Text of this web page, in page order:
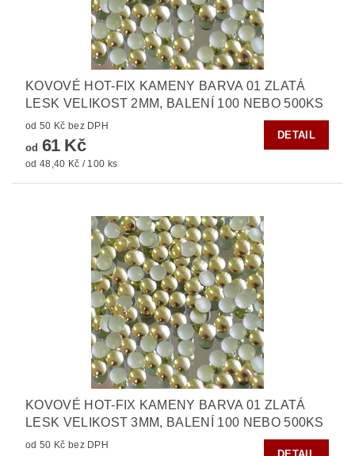
KOVOVÉ HOT-FIX KAMENY BARVA 01 ZLATÁ
LESK VELIKOST 2MM, BALENÍ 100 NEBO 500KS
od 50 Kč bez DPH
od 61 Kč
od 48,40 Kč / 100 ks
DETAIL
KOVOVÉ HOT-FIX KAMENY BARVA 01 ZLATÁ
LESK VELIKOST 3MM, BALENÍ 100 NEBO 500KS
od 50 Kč bez DPH